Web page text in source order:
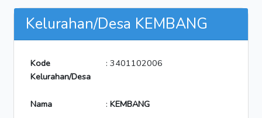
Kelurahan/Desa KEMBANG
Kode
Kelurahan/Desa
: 3401102006
Nama : KEMBANG